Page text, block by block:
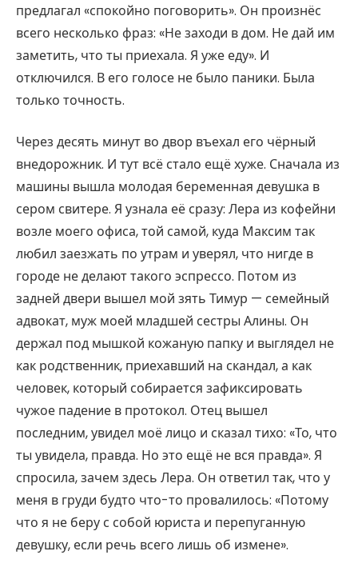
предлагал «спокойно поговорить». Он произнёс
всего несколько фраз: «Не заходи в дом. Не дай им
заметить, что ты приехала. Я уже еду». И
отключился. В его голосе не было паники. Была
только точность.
Через десять минут во двор въехал его чёрный
внедорожник. И тут всё стало ещё хуже. Сначала из
машины вышла молодая беременная девушка в
сером свитере. Я узнала её сразу: Лера из кофейни
возле моего офиса, той самой, куда Максим так
любил заезжать по утрам и уверял, что нигде в
городе не делают такого эспрессо. Потом из
задней двери вышел мой зять Тимур — семейный
адвокат, муж моей младшей сестры Алины. Он
держал под мышкой кожаную папку и выглядел не
как родственник, приехавший на скандал, а как
человек, который собирается зафиксировать
чужое падение в протокол. Отец вышел
последним, увидел моё лицо и сказал тихо: «То, что
ты увидела, правда. Но это ещё не вся правда». Я
спросила, зачем здесь Лера. Он ответил так, что у
меня в груди будто что-то провалилось: «Потому
что я не беру с собой юриста и перепуганную
девушку, если речь всего лишь об измене».